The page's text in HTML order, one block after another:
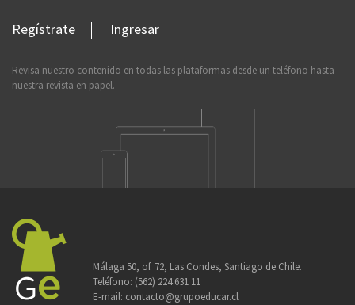
Regístrate Ingresar
Revisa nuestro contenido en todas las plataformas desde un teléfono hasta
nuestra revista en papel.
Málaga 50, of. 72, Las Condes, Santiago de Chile.
Teléfono: (562) 224 631 11
E-mail: contacto@grupoeducar.cl